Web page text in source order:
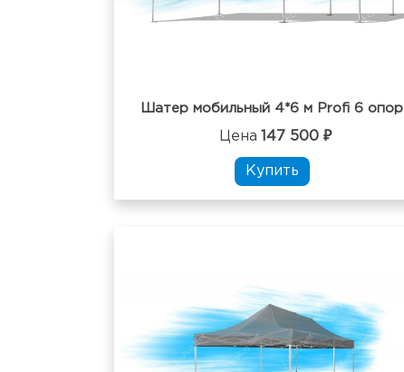
Шатер мобильный 4*6 м Profi 6 опор
Цена 147 500 ₽
Купить